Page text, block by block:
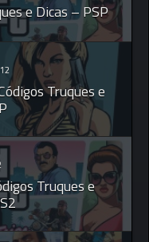
e Dicas – PSP
Truques e
Truques e